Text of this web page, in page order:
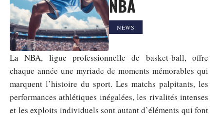
NBA
NEWS
La NBA, ligue professionnelle de basket-ball, offre
chaque année une myriade de moments mémorables qui
marquent l’histoire du sport. Les matchs palpitants, les
performances athlétiques inégalées, les rivalités intenses
et les exploits individuels sont autant d’éléments qui font